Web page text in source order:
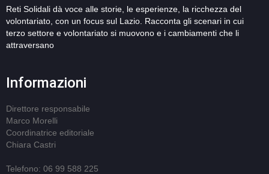
Reti Solidali dà voce alle storie, le esperienze, la ricchezza del
volontariato, con un focus sul Lazio. Racconta gli scenari in cui
terzo settore e volontariato si muovono e i cambiamenti che li
attraversano
Informazioni
Direttore responsabile
Marco Morelli
Coordinatrice editoriale
Chiara Castri
Telefono: 06 99 588 225